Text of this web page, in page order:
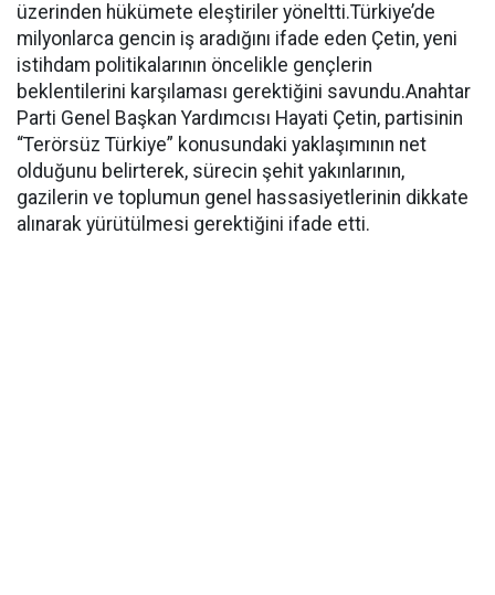
üzerinden hükümete eleştiriler yöneltti.Türkiye’de
milyonlarca gencin iş aradığını ifade eden Çetin, yeni
istihdam politikalarının öncelikle gençlerin
beklentilerini karşılaması gerektiğini savundu.Anahtar
Parti Genel Başkan Yardımcısı Hayati Çetin, partisinin
“Terörsüz Türkiye” konusundaki yaklaşımının net
olduğunu belirterek, sürecin şehit yakınlarının,
gazilerin ve toplumun genel hassasiyetlerinin dikkate
alınarak yürütülmesi gerektiğini ifade etti.